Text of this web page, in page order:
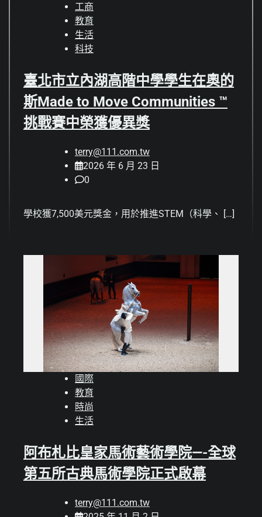
工商
教育
生活
科技
臺北市立內湖高階中學學生在奧的
斯Made to Move Communities ™
挑戰賽中榮獲優異獎
terry@111.com.tw
2026 年 6 月 23 日
0
學校獲7,500美元獎金，用於推進STEM（科學、 […]
國際
教育
時尚
生活
阿布札比皇家馬術藝術學院—-全球
第五所古典馬術學院正式啟幕
terry@111.com.tw